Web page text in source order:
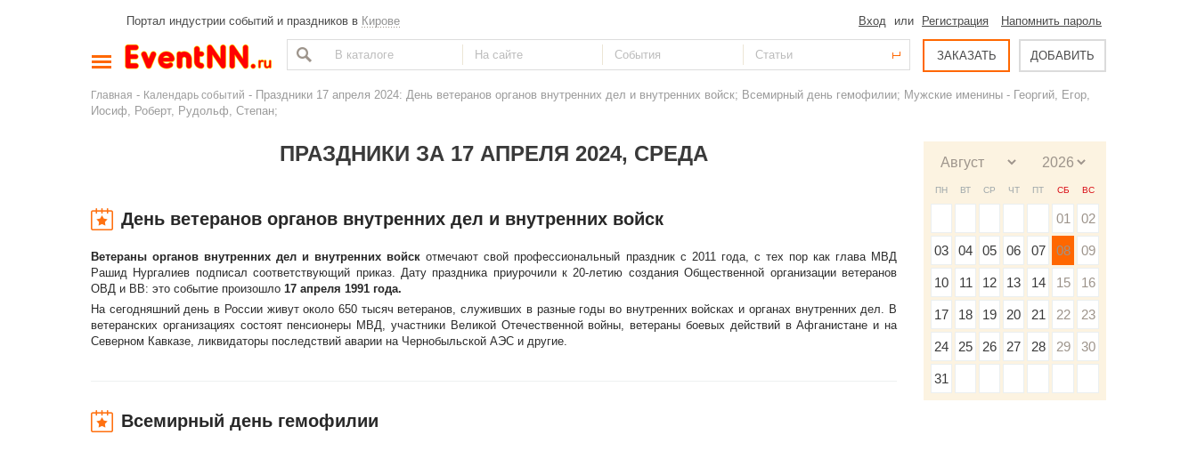
Портал индустрии событий и праздников в Кирове Вход или Регистрация Напомнить пароль
ЗАКАЗАТЬ ДОБАВИТЬ
Главная - Календарь событий - Праздники 17 апреля 2024: День ветеранов органов внутренних дел и внутренних войск; Всемирный день гемофилии; Мужские именины - Георгий, Егор,
Иосиф, Роберт, Рудольф, Степан;
ПРАЗДНИКИ ЗА 17 АПРЕЛЯ 2024, СРЕДА
День ветеранов органов внутренних дел и внутренних войск
Ветераны органов внутренних дел и внутренних войск отмечают свой профессиональный праздник с 2011 года, с тех пор как глава МВД
Рашид Нургалиев подписал соответствующий приказ. Дату праздника приурочили к 20-летию создания Общественной организации ветеранов
ОВД и ВВ: это событие произошло 17 апреля 1991 года.
На сегодняшний день в России живут около 650 тысяч ветеранов, служивших в разные годы во внутренних войсках и органах внутренних дел. В
ветеранских организациях состоят пенсионеры МВД, участники Великой Отечественной войны, ветераны боевых действий в Афганистане и на
Северном Кавказе, ликвидаторы последствий аварии на Чернобыльской АЭС и другие.
Всемирный день гемофилии
ПН ВТ СР ЧТ ПТ СБ ВС
01 02
03 04 05 06 07 08 09
10 11 12 13 14 15 16
17 18 19 20 21 22 23
24 25 26 27 28 29 30
31